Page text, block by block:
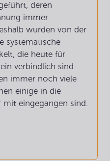
deren
immer
wurden von der
systematische
die heute für
verbindlich sind.
immer noch viele
einige in die
mit eingegangen sind.